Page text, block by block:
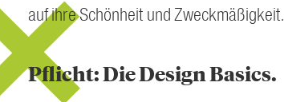
auf ihre Schönheit und Zweckmäßigkeit.
Pflicht: Die Design Basics.